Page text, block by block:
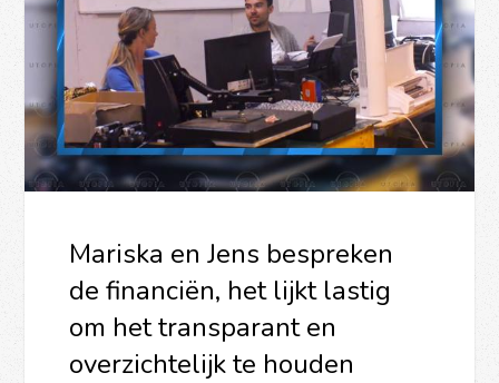
Mariska en Jens bespreken
de financiën, het lijkt lastig
om het transparant en
overzichtelijk te houden